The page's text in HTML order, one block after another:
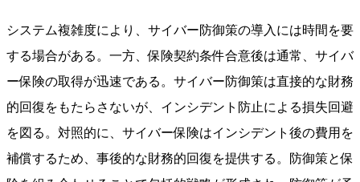
システム複雑度により、サイバー防御策の導入には時間を要
する場合がある。一方、保険契約条件合意後は通常、サイバ
ー保険の取得が迅速である。サイバー防御策は直接的な財務
的回復をもたらさないが、インシデント防止による損失回避
を図る。対照的に、サイバー保険はインシデント後の費用を
補償するため、事後的な財務的回復を提供する。防御策と保